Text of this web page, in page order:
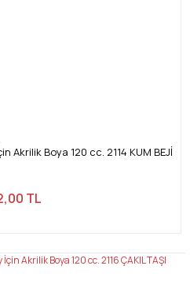
Akrilik Boya 120 cc. 2114 KUM BEJİ
TL